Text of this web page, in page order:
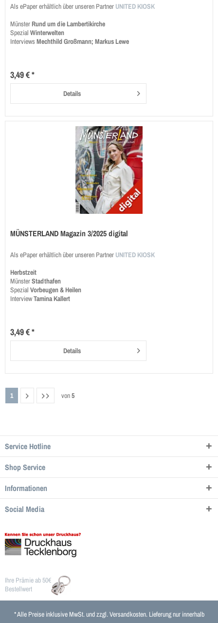
Als ePaper erhältlich über unseren Partner UNITED KIOSK
Münster Rund um die Lambertikirche
SpezialWinterwelten
InterviewsMechthild Großmann; Markus Lewe
3,49 € *
Details
MÜNSTERLAND Magazin 3/2025 digital
Als ePaper erhältlich über unseren Partner UNITED KIOSK
Herbstzeit
MünsterStadthafen
SpezialVorbeugen & Heilen
InterviewTamina Kallert
3,49 € *
Details
1 von5
Service Hotline
Shop Service
Informationen
Social Media
Ihre Prämie ab 50€
Bestellwert
* Alle Preise inklusive MwSt. und zzgl. Versandkosten. Lieferung nur innerhalb